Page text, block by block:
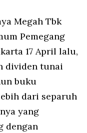
Megah Tbk
Pemegang
17 April lalu,
dividen tunai
buku
dari separuh
yang
dengan